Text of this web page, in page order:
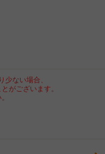
少ない場合、
がございます。